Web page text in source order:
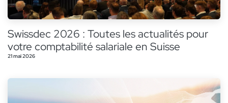
Swissdec 2026 : Toutes les actualités pour
votre comptabilité salariale en Suisse
21 mai 2026